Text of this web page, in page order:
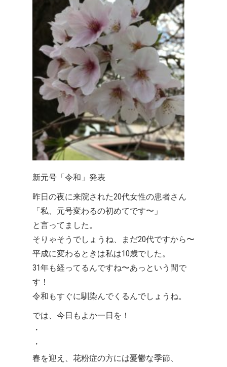
新元号「令和」発表
昨日の夜に来院された20代女性の患者さん
「私、元号変わるの初めてです〜」
と言ってました。
そりゃそうでしょうね、まだ20代ですから〜
平成に変わるときは私は10歳でした。
31年も経ってるんですね〜あっという間で
す！
令和もすぐに馴染んでくるんでしょうね。
では、今日もよか一日を！
・
・
春を迎え、花粉症の方には憂鬱な季節、